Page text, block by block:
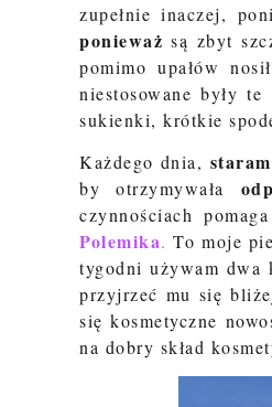
zupełnie inaczej,
ponieważsą zbyt
pomimo upałów
niestosowane były
sukienki, krótkie
Każdego dnia,
by otrzymywała
czynnościach
Polemika. To moje
tygodni używam dwa
przyjrzeć mu się
się kosmetyczne
na dobry skład